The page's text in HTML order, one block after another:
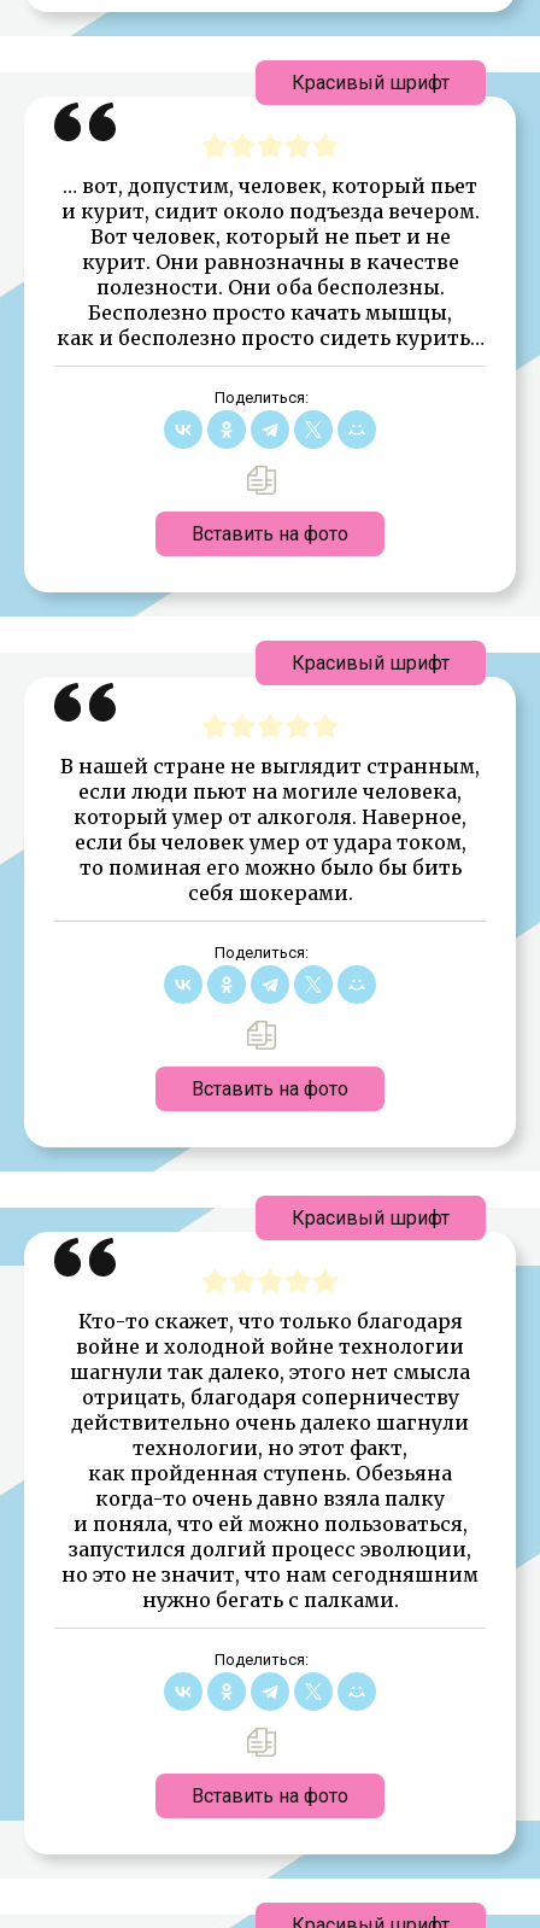
… вот, допустим, человек, который пьет
и курит, сидит около подъезда вечером.
Вот человек, который не пьет и не
курит. Они равнозначны в качестве
полезности. Они оба бесполезны.
Бесполезно просто качать мышцы,
как и бесполезно просто сидеть курить…
Поделиться:
Вставить на фото
Красивый шрифт
В нашей стране не выглядит странным,
если люди пьют на могиле человека,
который умер от алкоголя. Наверное,
если бы человек умер от удара током,
то поминая его можно было бы бить
себя шокерами.
Поделиться:
Вставить на фото
Красивый шрифт
Кто-то скажет, что только благодаря
войне и холодной войне технологии
шагнули так далеко, этого нет смысла
отрицать, благодаря соперничеству
действительно очень далеко шагнули
технологии, но этот факт,
как пройденная ступень. Обезьяна
когда-то очень давно взяла палку
и поняла, что ей можно пользоваться,
запустился долгий процесс эволюции,
но это не значит, что нам сегодняшним
нужно бегать с палками.
Поделиться:
Вставить на фото
Красивый шрифт